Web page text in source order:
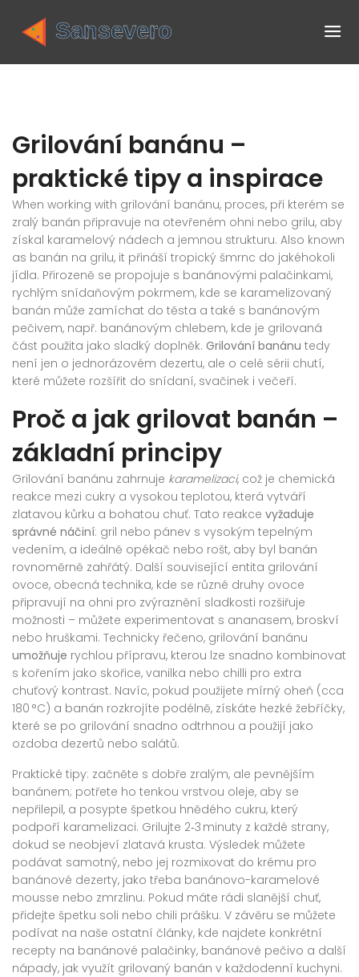
Grilování banánu –
praktické tipy a inspirace
When working with grilování banánu, proces, při kterém se
zralý banán připravuje na otevřeném ohni nebo grilu, aby
získal karamelový nádech a jemnou strukturu. Also known
as banán na grilu, it přináší tropický šmrnc do jakéhokoli
jídla. Přirozeně se propojuje s banánovými palačinkami,
rychlým snídaňovým pokrmem, kde se karamelizovaný
banán může zamíchat do těsta a také s banánovým
pečivem, např. banánovým chlebem, kde je grilovaná
část použita jako sladký doplněk. Grilování banánu tedy
není jen o jednorázovém dezertu, ale o celé sérii chutí,
které můžete rozšířit do snídaní, svačinek i večeří.
Proč a jak grilovat banán –
základní principy
Grilování banánu zahrnuje karamelizaci, což je chemická
reakce mezi cukry a vysokou teplotou, která vytváří
zlatavou kůrku a bohatou chuť. Tato reakce vyžaduje
správné náčiní: gril nebo pánev s vysokým tepelným
vedením, a ideálně opékač nebo rošt, aby byl banán
rovnoměrně zahřátý. Další související entita grilování
ovoce, obecná technika, kde se různé druhy ovoce
připravují na ohni pro zvýraznění sladkosti rozšiřuje
možnosti – můžete experimentovat s ananasem, broskví
nebo hruškami. Technicky řečeno, grilování banánu
umožňuje rychlou přípravu, kterou lze snadno kombinovat
s kořením jako skořice, vanilka nebo chilli pro extra
chuťový kontrast. Navíc, pokud použijete mírný oheň (cca
180 °C) a banán rozkrojíte podélně, získáte hezké žebříčky,
které se po grilování snadno odtrhnou a použijí jako
ozdoba dezertů nebo salátů.
Praktické tipy: začněte s dobře zralým, ale pevnějším
banánem; potřete ho tenkou vrstvou oleje, aby se
nepřilepil, a posypte špetkou hnědého cukru, který
podpoří karamelizaci. Grilujte 2‑3 minuty z každé strany,
dokud se neobjeví zlatavá krusta. Výsledek můžete
podávat samotný, nebo jej rozmixovat do krému pro
banánové dezerty, jako třeba banánovo-karamelové
mousse nebo zmrzlinu. Pokud máte rádi slanější chuť,
přidejte špetku soli nebo chili prášku. V závěru se můžete
podívat na naše ostatní články, kde najdete konkrétní
recepty na banánové palačinky, banánové pečivo a další
nápady, jak využít grilovaný banán v každodenní kuchyni.